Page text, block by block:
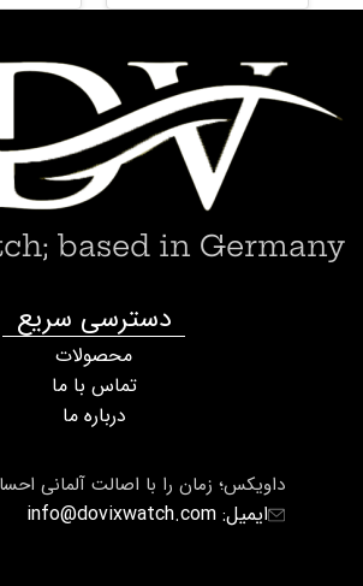
داویکس؛ زمان را با اصالت آلمانی
ایمیل: info@dovixwatch.com
دسترسی سریع
محصولات
تماس با ما
درباره ما
based in Germany